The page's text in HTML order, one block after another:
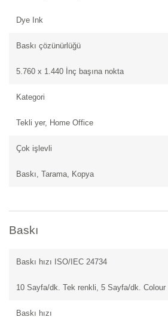
Dye Ink
Baskı çözünürlüğü
5.760 x 1.440 İnç başına nokta
Kategori
Tekli yer, Home Office
Çok işlevli
Baskı, Tarama, Kopya
Baskı
Baskı hızı ISO/IEC 24734
10 Sayfa/dk. Tek renkli, 5 Sayfa/dk. Colour
Baskı hızı